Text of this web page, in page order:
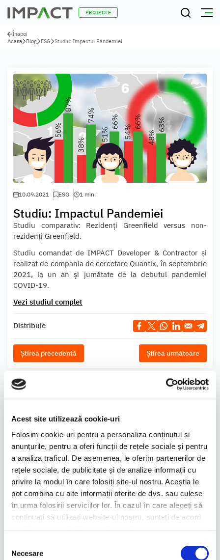
Acest site utilizează cookie-uri
Folosim cookie-uri pentru a personaliza conținutul și
anunțurile, pentru a oferi funcții de rețele sociale și pentru
a analiza traficul. De asemenea, le oferim partenerilor de
rețele sociale, de publicitate și de analize informații cu
privire la modul în care folosiți site-ul nostru. Aceștia le
pot combina cu alte informații oferite de dvs. sau culese
în urma folosirii serviciilor lor. În cazul în care alegeți să
continuați să utilizați website-ul nostru, sunteți de acord
consimțământului
Necesare
PROIECTE
Înapoi
Acasa
Blog ESG Studiu: Impactul Pandemiei
10.09.2021 ESG 1 min.
Studiu: Impactul Pandemiei
Studiu comparativ: Rezidenți Greenfield versus non-
rezidenți Greenfield.
Studiu comandat de IMPACT Developer & Contractor și
realizat de compania de cercetare Quantix, în septembrie
2021, la un an și jumătate de la debutul pandemiei
COVID-19.
Vezi studiul complet
Distribuie
Știrea precedentă Știrea următoare
Știri similare
Evenimente cu IMPACT - Festivalul
Sporturilor Greenfield Băneasa
03.10.2022 1 min.
Citește mai mult
Evenimente cu IMPACT - Festivalul
Sporturilor Iași
22.07.2022 1 min.
Citește mai mult
Raport BuildGreen despre certificările